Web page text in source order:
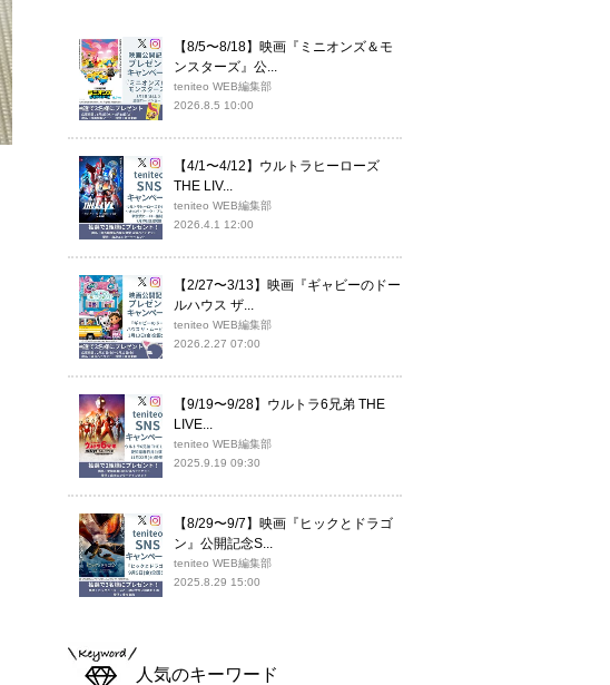
【8/5〜8/18】映画『ミニオンズ＆モ
ンスターズ』公...
teniteo WEB編集部
2026.8.5 10:00
【4/1〜4/12】ウルトラヒーローズ
THE LIV...
teniteo WEB編集部
2026.4.1 12:00
【2/27〜3/13】映画『ギャビーのドー
ルハウス ザ...
teniteo WEB編集部
2026.2.27 07:00
【9/19〜9/28】ウルトラ6兄弟 THE
LIVE...
teniteo WEB編集部
2025.9.19 09:30
【8/29〜9/7】映画『ヒックとドラゴ
ン』公開記念S...
teniteo WEB編集部
2025.8.29 15:00
人気のキーワード